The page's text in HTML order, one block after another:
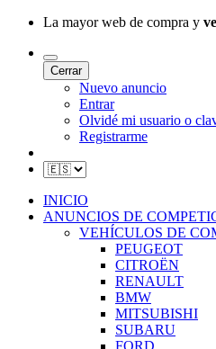
La mayor web de compra y
Cerrar
Nuevo anuncio
Entrar
Olvidé mi usuario o
Registrarme
INICIO
ANUNCIOS DE
VEHÍCULOS DE
PEUGEOT
CITROËN
RENAULT
BMW
MITSUBISHI
SUBARU
FORD